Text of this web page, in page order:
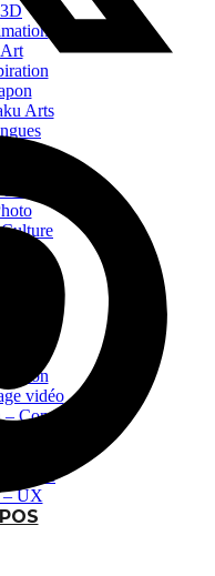
3D
Art
Arts
vidéo
– Conception 3D
UX